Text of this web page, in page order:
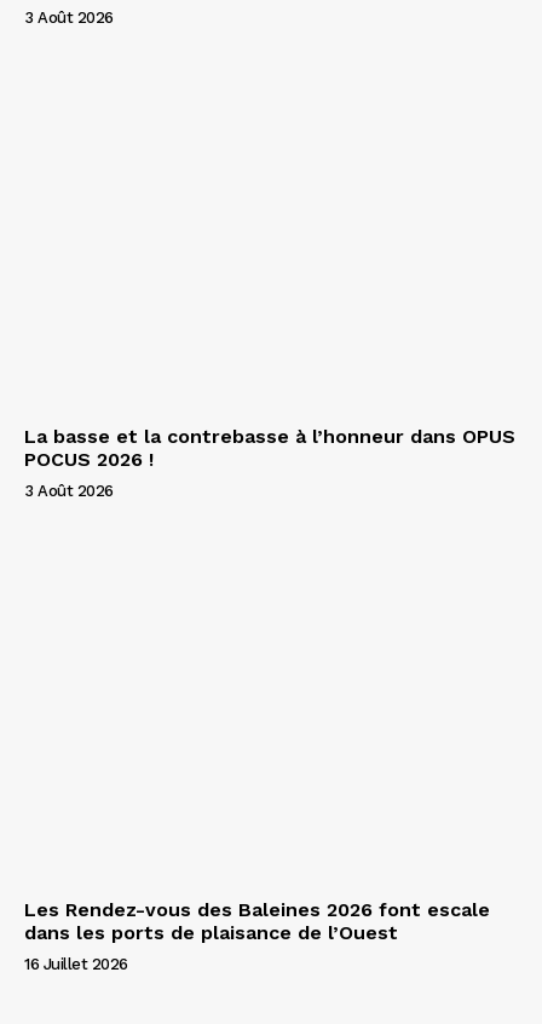
3 Août 2026
La basse et la contrebasse à l’honneur dans OPUS
POCUS 2026 !
3 Août 2026
Les Rendez-vous des Baleines 2026 font escale
dans les ports de plaisance de l’Ouest
16 Juillet 2026